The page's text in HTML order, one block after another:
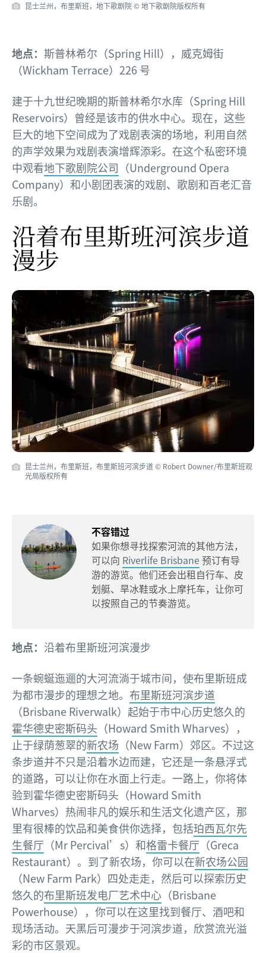
昆士兰州，布里斯班，地下歌剧院 © 地下歌剧院版权所有
地点： 斯普林希尔（Spring Hill），威克姆街
（Wickham Terrace）226 号
建于十九世纪晚期的斯普林希尔水库（Spring Hill
Reservoirs）曾经是该市的供水中心。现在，这些
巨大的地下空间成为了戏剧表演的场地，利用自然
的声学效果为戏剧表演增辉添彩。在这个私密环境
中观看地下歌剧院公司 （Underground Opera
Company）和小剧团表演的戏剧、歌剧和百老汇音
乐剧。
沿着布里斯班河滨步道
漫步
昆士兰州，布里斯班，布里斯班河滨步道 © Robert Downer/布里斯班观
光局版权所有
不容错过
如果你想寻找探索河流的其他方法，
可以向 Riverlife Brisbane 预订有导
游的游览。他们还会出租自行车、皮
划艇、旱冰鞋或水上摩托车，让你可
以按照自己的节奏游览。
地点： 沿着布里斯班河滨漫步
一条蜿蜒迤逦的大河流淌于城市间，使布里斯班成
为都市漫步的理想之地。 布里斯班河滨步道
（Brisbane Riverwalk）起始于市中心历史悠久的
霍华德史密斯码头 （Howard Smith Wharves），
止于绿荫葱翠的新农场 （New Farm）郊区。不过这
条步道并不只是沿着水边而建，它还是一条悬浮式
的道路，可以让你在水面上行走。一路上，你将体
验到霍华德史密斯码头（Howard Smith
Wharves）热闹非凡的娱乐和生活文化遗产区，那
里有很棒的饮品和美食供你选择，包括珀西瓦尔先
生餐厅 （Mr Percival’s）和格雷卡餐厅 （Greca
Restaurant）。到了新农场，你可以在新农场公园
（New Farm Park）四处走走，然后可以探索历史
悠久的布里斯班发电厂艺术中心 （Brisbane
Powerhouse），你可以在这里找到餐厅、酒吧和
现场活动。天黑后可漫步于河滨步道，欣赏流光溢
彩的市区景观。